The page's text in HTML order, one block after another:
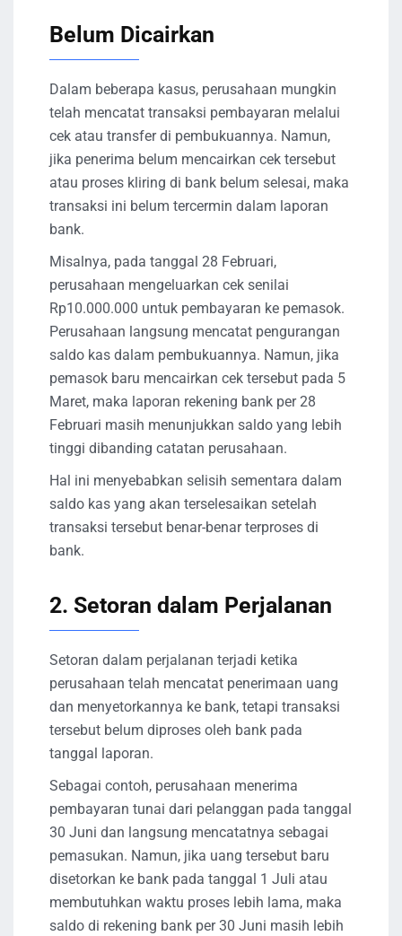
Belum Dicairkan
Dalam beberapa kasus, perusahaan mungkin
telah mencatat transaksi pembayaran melalui
cek atau transfer di pembukuannya. Namun,
jika penerima belum mencairkan cek tersebut
atau proses kliring di bank belum selesai, maka
transaksi ini belum tercermin dalam laporan
bank.
Misalnya, pada tanggal 28 Februari,
perusahaan mengeluarkan cek senilai
Rp10.000.000 untuk pembayaran ke pemasok.
Perusahaan langsung mencatat pengurangan
saldo kas dalam pembukuannya. Namun, jika
pemasok baru mencairkan cek tersebut pada 5
Maret, maka laporan rekening bank per 28
Februari masih menunjukkan saldo yang lebih
tinggi dibanding catatan perusahaan.
Hal ini menyebabkan selisih sementara dalam
saldo kas yang akan terselesaikan setelah
transaksi tersebut benar-benar terproses di
bank.
2. Setoran dalam Perjalanan
Setoran dalam perjalanan terjadi ketika
perusahaan telah mencatat penerimaan uang
dan menyetorkannya ke bank, tetapi transaksi
tersebut belum diproses oleh bank pada
tanggal laporan.
Sebagai contoh, perusahaan menerima
pembayaran tunai dari pelanggan pada tanggal
30 Juni dan langsung mencatatnya sebagai
pemasukan. Namun, jika uang tersebut baru
disetorkan ke bank pada tanggal 1 Juli atau
membutuhkan waktu proses lebih lama, maka
saldo di rekening bank per 30 Juni masih lebih